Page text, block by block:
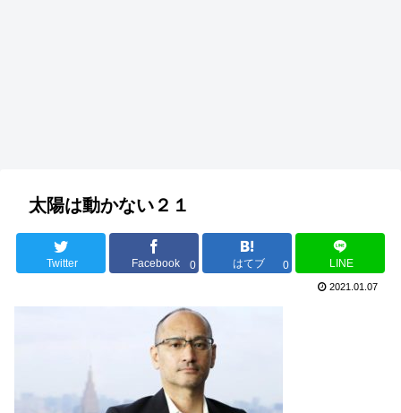
太陽は動かない２１
Twitter Facebook 0 はてブ 0 LINE
2021.01.07